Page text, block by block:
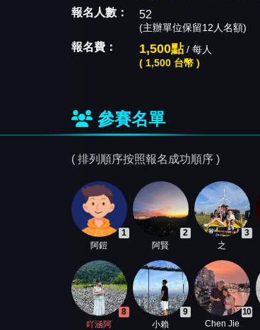
報名人數： 52
(主辦單位保留12人名額)
報名費： 1,500點/ 每人
( 1,500 台幣 )
參賽名單
( 排列順序按照報名成功順序 )
1
阿鎧
2
阿賢
3
之
8
吖涵阿
9
小賴
10
Chen Jie